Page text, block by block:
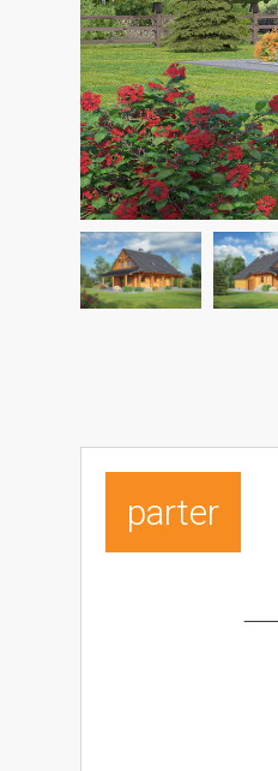
parter